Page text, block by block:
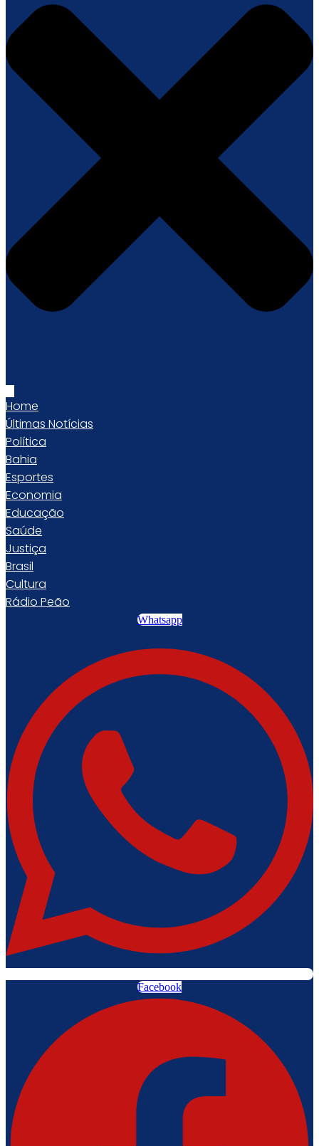
Home
Últimas Notícias
Política
Bahia
Esportes
Economia
Educação
Saúde
Justiça
Brasil
Cultura
Rádio Peão
Whatsapp
Facebook